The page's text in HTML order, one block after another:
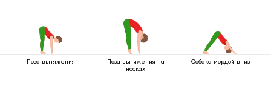
Поза вытяжения
Поза вытяжения на
носках
Собака мордой вниз